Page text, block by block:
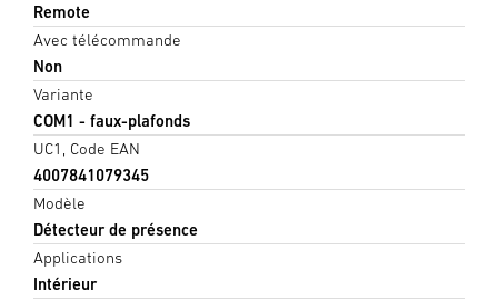
Remote
Avec télécommande
Non
Variante
COM1 - faux-plafonds
UC1, Code EAN
4007841079345
Modèle
Détecteur de présence
Applications
Intérieur